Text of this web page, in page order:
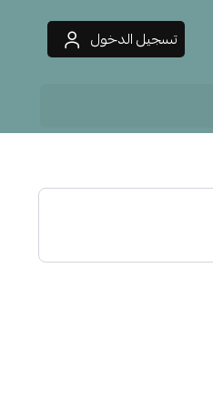
تسجيل الدخول